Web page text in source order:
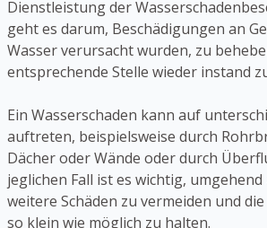
Dienstleistung der
geht es darum, Beschädigungen an
Wasser verursacht wurden, zu
entsprechende Stelle wieder instand
Ein Wasserschaden kann auf
auftreten, beispielsweise durch
Dächer oder Wände oder durch
jeglichen Fall ist es wichtig,
weitere Schäden zu vermeiden und
so klein wie möglich zu halten.